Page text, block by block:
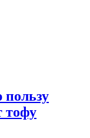
пользу
тофу